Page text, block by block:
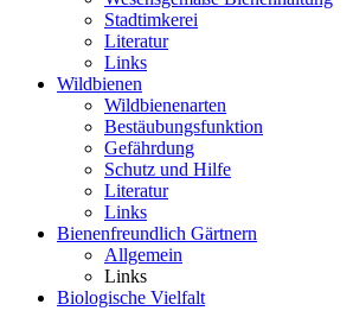
Stadtimkerei
Literatur
Links
Wildbienen
Wildbienenarten
Bestäubungsfunktion
Gefährdung
Schutz und Hilfe
Literatur
Links
Bienenfreundlich Gärtnern
Allgemein
Links
Biologische Vielfalt